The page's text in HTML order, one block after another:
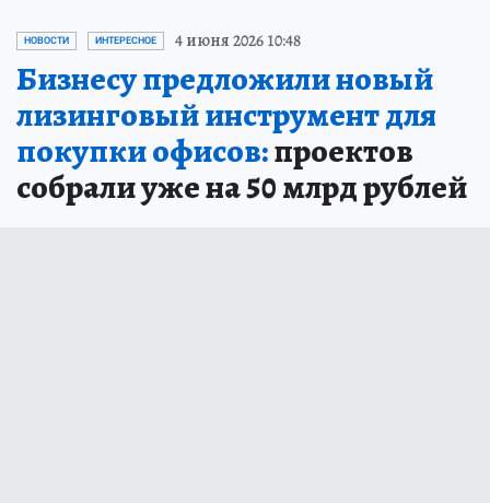
НОВОСТИ ИНТЕРЕСНОЕ 4 июня 2026 10:48
Бизнесу предложили новый
лизинговый инструмент для
покупки офисов:проектов
собрали уже на 50 млрд рублей